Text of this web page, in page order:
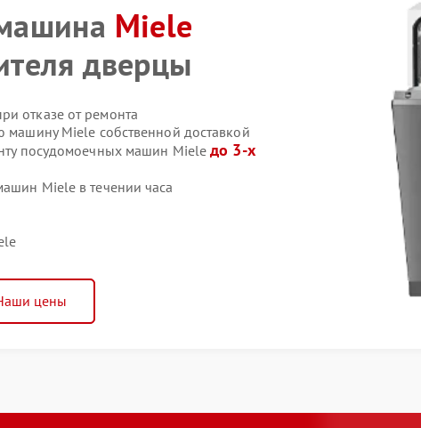
Miele
дверцы
отказе от ремонта
Miele собственной доставкой
посудомоечных машин Mieleдо 3-х
Miele в течении часа
цены